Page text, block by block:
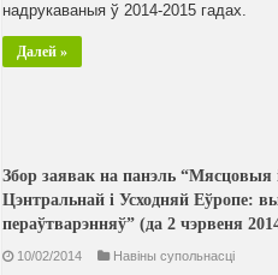
надрукаваныя ў 2014-2015 гадах.
Далей »
Збор заявак на панэль “Мясцовыя
Цэнтральнай і Усходняй Еўропе:
пераўтварэнняў” (да 2 чэрвеня
10/02/2014 Навiны супольнасцi